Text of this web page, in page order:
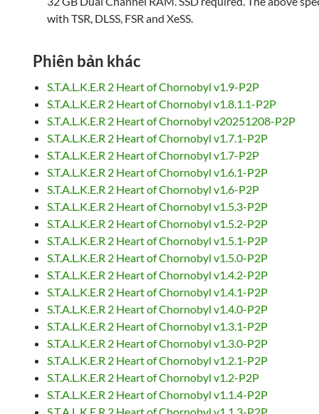
with TSR, DLSS, FSR and XeSS.
Phiên bản khác
S.T.A.L.K.E.R 2 Heart of Chornobyl v1.9-P2P
S.T.A.L.K.E.R 2 Heart of Chornobyl v1.8.1.1-P2P
S.T.A.L.K.E.R 2 Heart of Chornobyl v20251208-P2P
S.T.A.L.K.E.R 2 Heart of Chornobyl v1.7.1-P2P
S.T.A.L.K.E.R 2 Heart of Chornobyl v1.7-P2P
S.T.A.L.K.E.R 2 Heart of Chornobyl v1.6.1-P2P
S.T.A.L.K.E.R 2 Heart of Chornobyl v1.6-P2P
S.T.A.L.K.E.R 2 Heart of Chornobyl v1.5.3-P2P
S.T.A.L.K.E.R 2 Heart of Chornobyl v1.5.2-P2P
S.T.A.L.K.E.R 2 Heart of Chornobyl v1.5.1-P2P
S.T.A.L.K.E.R 2 Heart of Chornobyl v1.5.0-P2P
S.T.A.L.K.E.R 2 Heart of Chornobyl v1.4.2-P2P
S.T.A.L.K.E.R 2 Heart of Chornobyl v1.4.1-P2P
S.T.A.L.K.E.R 2 Heart of Chornobyl v1.4.0-P2P
S.T.A.L.K.E.R 2 Heart of Chornobyl v1.3.1-P2P
S.T.A.L.K.E.R 2 Heart of Chornobyl v1.3.0-P2P
S.T.A.L.K.E.R 2 Heart of Chornobyl v1.2.1-P2P
S.T.A.L.K.E.R 2 Heart of Chornobyl v1.2-P2P
S.T.A.L.K.E.R 2 Heart of Chornobyl v1.1.4-P2P
S.T.A.L.K.E.R 2 Heart of Chornobyl v1.1.3-P2P